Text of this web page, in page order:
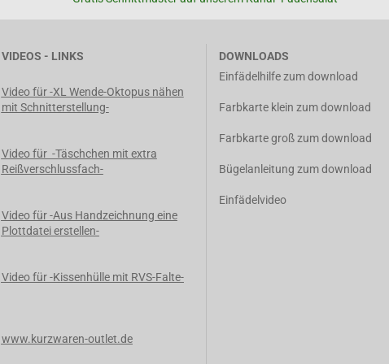
VIDEOS - LINKS
Video für -XL Wende-Oktopus nähen
mit Schnitterstellung-
Video für -Täschchen mit extra
Reißverschlussfach-
Video für -Aus Handzeichnung eine
Plottdatei erstellen-
Video für -Kissenhülle mit RVS-Falte-
www.kurzwaren-outlet.de
DOWNLOADS
Einfädelhilfe zum download
Farbkarte klein zum download
Farbkarte groß zum download
Bügelanleitung zum download
Einfädelvideo